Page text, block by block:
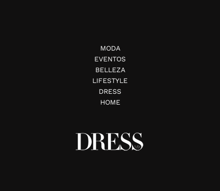
MODA
EVENTOS
BELLEZA
LIFESTYLE
DRESS
HOME